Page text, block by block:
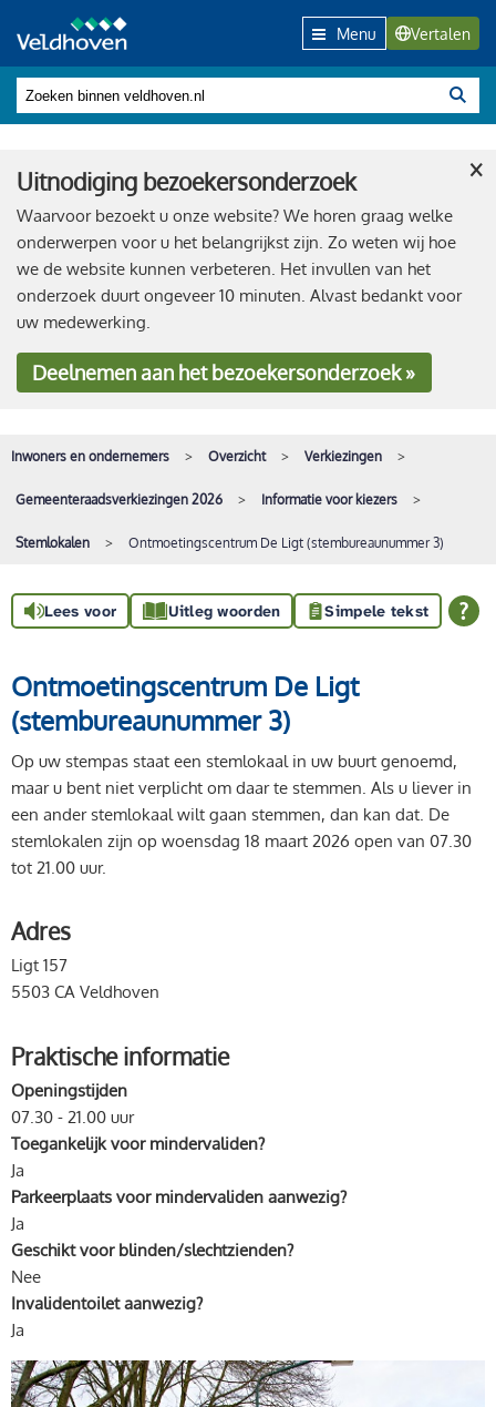
Menu Vertalen
Uitnodiging bezoekersonderzoek
Waarvoor bezoekt u onze website? We horen graag welke
onderwerpen voor u het belangrijkst zijn. Zo weten wij hoe
we de website kunnen verbeteren. Het invullen van het
onderzoek duurt ongeveer 10 minuten. Alvast bedankt voor
uw medewerking.
Deelnemenaan het bezoekersonderzoek »
×
Inwoners en ondernemers Overzicht Verkiezingen
Gemeenteraadsverkiezingen 2026 Informatie voor kiezers
Stemlokalen Ontmoetingscentrum De Ligt (stembureaunummer 3)
Lees voor Uitleg woorden Simpele tekst
Ontmoetingscentrum De Ligt
(stembureaunummer 3)
Op uw stempas staat een stemlokaal in uw buurt genoemd,
maar u bent niet verplicht om daar te stemmen. Als u liever in
een ander stemlokaal wilt gaan stemmen, dan kan dat. De
stemlokalen zijn op woensdag 18 maart 2026 open van 07.30
tot 21.00 uur.
Adres
Ligt 157
5503 CA Veldhoven
Praktische informatie
Openingstijden
07.30 - 21.00 uur
Toegankelijk voor mindervaliden?
Ja
Parkeerplaats voor mindervaliden aanwezig?
Ja
Geschikt voor blinden/slechtzienden?
Nee
Invalidentoilet aanwezig?
Ja